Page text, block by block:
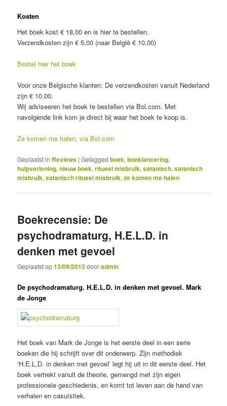
Kosten
Het boek kost € 18,00 en is hier te bestellen.
Verzendkosten zijn € 5,00 (naar België € 10,00)
Bestel hier het boek
Voor onze Belgische klanten: De verzendkosten vanuit Nederland
zijn € 10,00.
Wij adviseeren het boek te bestellen via Bol.com. Met
navolgende link kom je direct bij waar het boek te koop is.
Ze komen me halen, via Bol.com
Geplaatst in Reviews |Getagged boek,boeklancering,
hulpverlening,nieuw boek,ritueel misbruik,satanisch,satanisch
misbruik,satanisch ritueel misbruik,ze komen me halen
Boekrecensie: De
psychodramaturg, H.E.L.D. in
denken met gevoel
Geplaatst op13/09/2015dooradmin
De psychodramaturg. H.E.L.D. in denken met gevoel. Mark
de Jonge
Het boek van Mark de Jonge is het eerste deel in een serie
boeken die hij schrijft over dit onderwerp. Zijn methodiek
‘H.E.L.D. in denken met gevoel’ legt hij uit in dit eerste deel. Het
boek vertrekt vanuit de theorie, gemengd met zijn eigen
professionele geschiedenis, en komt tot leven aan de hand van
verhalen en casuïstiek.